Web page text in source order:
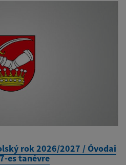
rok 2026/2027 / Óvodai
es tanévre